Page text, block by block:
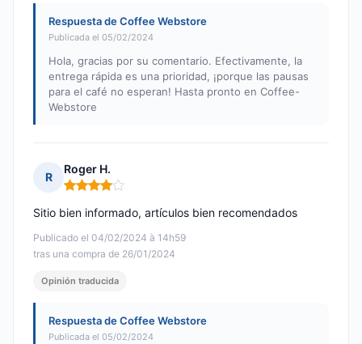
Respuesta de Coffee Webstore
Publicada el 05/02/2024
Hola, gracias por su comentario. Efectivamente, la
entrega rápida es una prioridad, ¡porque las pausas
para el café no esperan! Hasta pronto en Coffee-
Webstore
R
Roger H.
Nota: 4 de 5
Publicado el 04/02/2024 à 14h59
tras una compra de 26/01/2024
Sitio bien informado, artículos bien recomendados
Opinión traducida
Respuesta de Coffee Webstore
Publicada el 05/02/2024